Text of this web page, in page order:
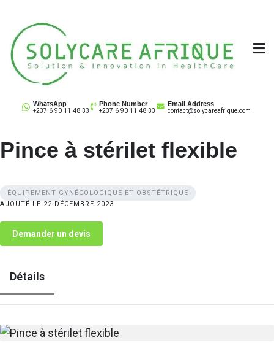
content
Solycare Afrique
Matériel & équipement médical au Cameroun
WhatsApp
+237 6 90 11 48 33
Phone Number
+237 6 90 11 48 33
Email Address
contact@solycareafrique.com
Pince à stérilet flexible
ÉQUIPEMENT GYNÉCOLOGIQUE ET OBSTÉTRIQUE
AJOUTÉ LE 22 DÉCEMBRE 2023
Demander un devis
Détails